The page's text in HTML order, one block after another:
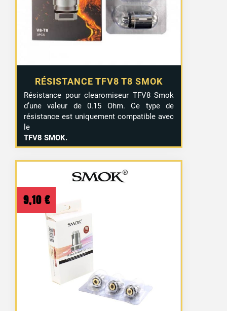
RÉSISTANCE TFV8 T8 SMOK
Résistance pour clearomiseur TFV8 Smok
d’une valeur de 0.15 Ohm. Ce type de
résistance est uniquement compatible avec
le
TFV8 SMOK.
9,10 €